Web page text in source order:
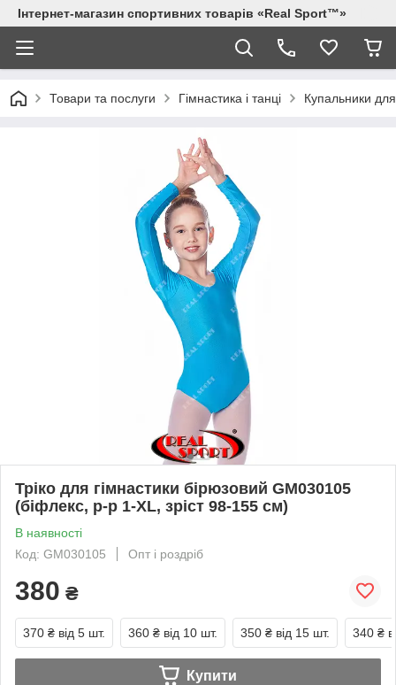
Інтернет-магазин спортивних товарів «Real Sport™»
Товари та послуги Гімнастика і танці Купальники для
Тріко для гімнастики бірюзовий GM030105
(біфлекс, р-р 1-XL, зріст 98-155 см)
В наявності
Код: GM030105
Опт і роздріб
380 ₴
370 ₴ від 5 шт. 360 ₴ від 10 шт. 350 ₴ від 15 шт. 340 ₴
Купити